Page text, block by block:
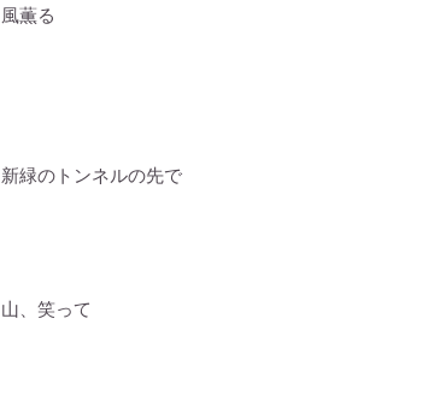
風薫る
新緑のトンネルの先で
山、笑って